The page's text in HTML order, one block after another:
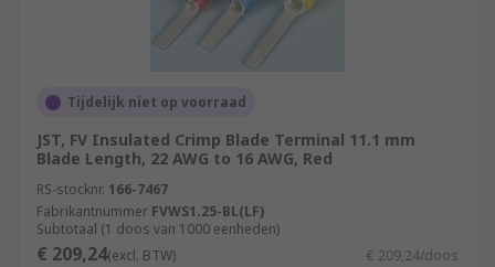
Tijdelijk niet op voorraad
JST, FV Insulated Crimp Blade Terminal 11.1 mm
Blade Length, 22 AWG to 16 AWG, Red
RS-stocknr. 166-7467
Fabrikantnummer FVWS1.25-BL(LF)
Subtotaal (1 doos van 1000 eenheden)
€ 209,24(excl. BTW) € 209,24/doos